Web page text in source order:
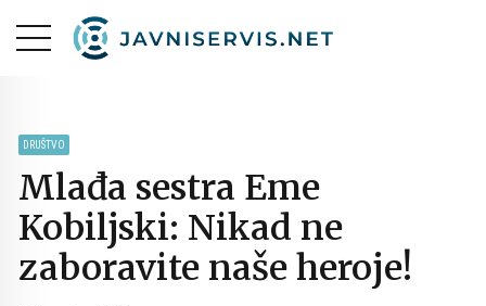
DRUŠTVO
Mlađa sestra Eme
Kobiljski: Nikad ne
zaboravite naše heroje!